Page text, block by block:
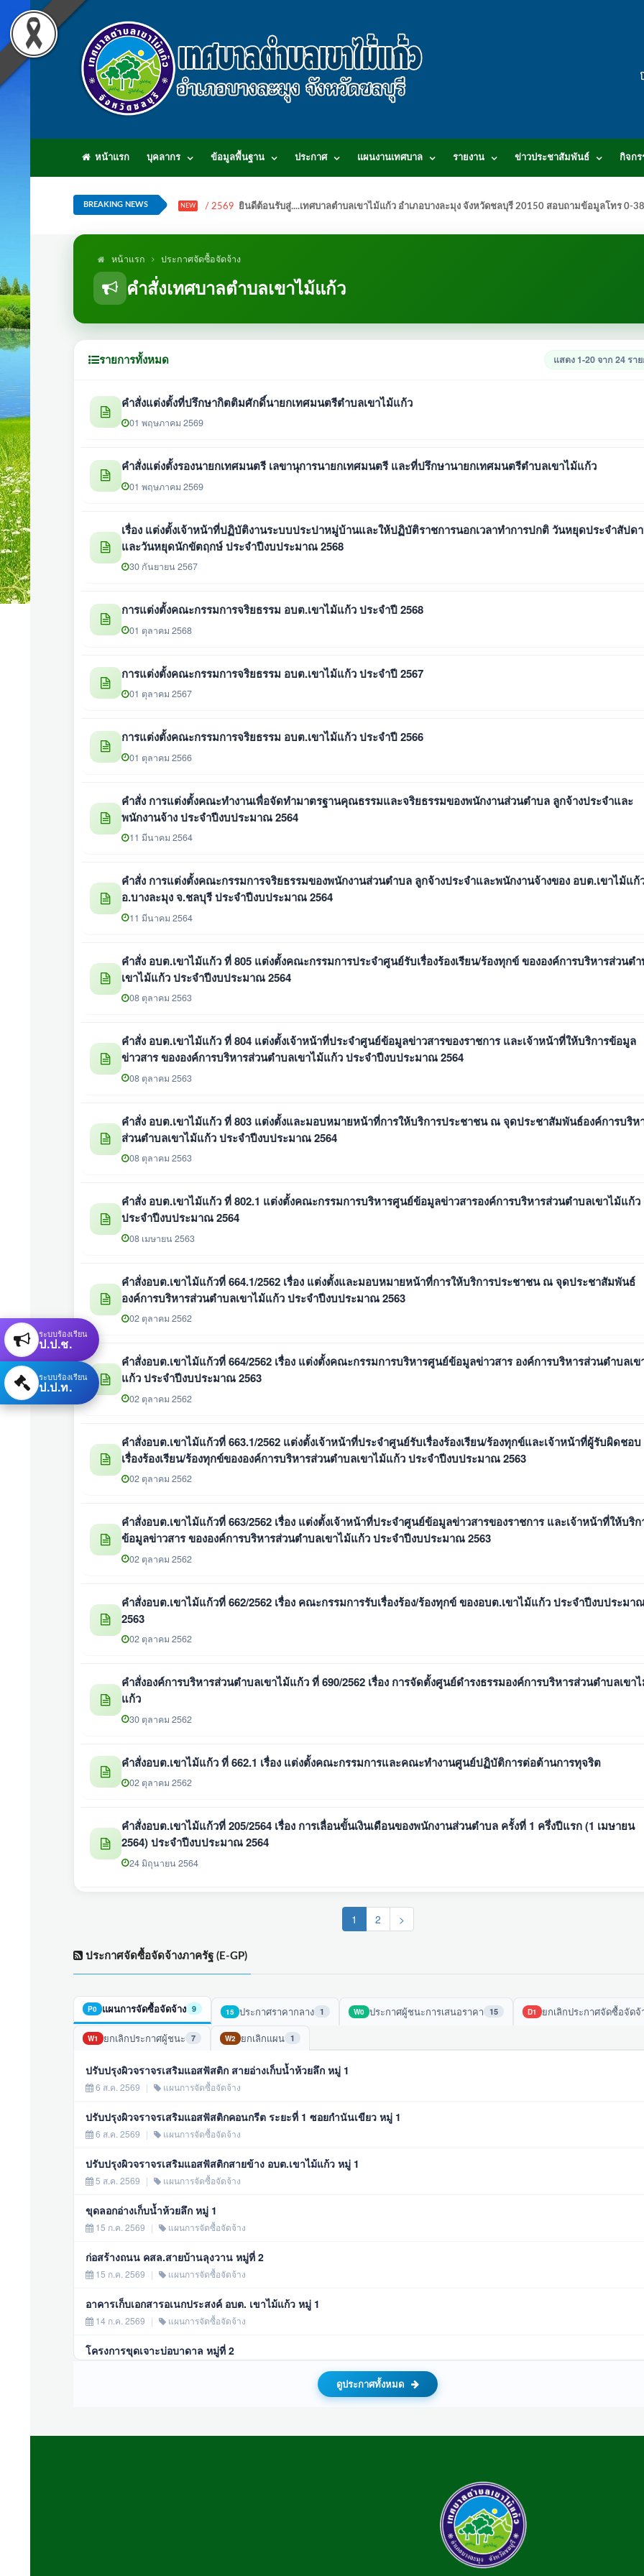
หน้าแรก บุคลากร ข้อมูลพื้นฐาน ประกาศ แผนงานเทศบาล รายงาน ข่าวประชาสัมพันธ์ กิจกร
BREAKING NEWS NEW / 2569 ยินดีต้อนรับสู่....เทศบาลตำบลเขาไม้แก้ว อำเภอบางละมุง จังหวัดชลบุรี 20150 สอบถามข้อมูลโทร 0-
หน้าแรก ประกาศจัดซื้อจัดจ้าง
คำสั่งเทศบาลตำบลเขาไม้แก้ว
รายการทั้งหมด แสดง 1-20 จาก 24 รา
คำสั่งแต่งตั้งที่ปรึกษากิตติมศักดิ์นายกเทศมนตรีตำบลเขาไม้แก้ว
01 พฤษภาคม 2569
คำสั่งแต่งตั้งรองนายกเทศมนตรี เลขานุการนายกเทศมนตรี และที่ปรึกษานายกเทศมนตรีตำบลเขาไม้แก้ว
01 พฤษภาคม 2569
เรื่อง แต่งตั้งเจ้าหน้าที่ปฏิบัติงานระบบประปาหมู่บ้านและให้ปฏิบัติราชการนอกเวลาทำการปกติ วันหยุดประจำสัปด
และวันหยุดนักขัตฤกษ์ ประจำปีงบประมาณ 2568
30 กันยายน 2567
การแต่งตั้งคณะกรรมการจริยธรรม อบต.เขาไม้แก้ว ประจำปี 2568
01 ตุลาคม 2568
การแต่งตั้งคณะกรรมการจริยธรรม อบต.เขาไม้แก้ว ประจำปี 2567
01 ตุลาคม 2567
การแต่งตั้งคณะกรรมการจริยธรรม อบต.เขาไม้แก้ว ประจำปี 2566
01 ตุลาคม 2566
คำสั่ง การแต่งตั้งคณะทำงานเพื่อจัดทำมาตรฐานคุณธรรมและจริยธรรมของพนักงานส่วนตำบล ลูกจ้างประจำและ
พนักงานจ้าง ประจำปีงบประมาณ 2564
11 มีนาคม 2564
คำสั่ง การแต่งตั้งคณะกรรมการจริยธรรมของพนักงานส่วนตำบล ลูกจ้างประจำและพนักงานจ้างของ อบต.เขาไม้แก้
อ.บางละมุง จ.ชลบุรี ประจำปีงบประมาณ 2564
11 มีนาคม 2564
คำสั่ง อบต.เขาไม้แก้ว ที่ 805 แต่งตั้งคณะกรรมการประจำศูนย์รับเรื่องร้องเรียน/ร้องทุกข์ ขององค์การบริหารส่วนต
เขาไม้แก้ว ประจำปีงบประมาณ 2564
08 ตุลาคม 2563
คำสั่ง อบต.เขาไม้แก้ว ที่ 804 แต่งตั้งเจ้าหน้าที่ประจำศูนย์ข้อมูลข่าวสารของราชการ และเจ้าหน้าที่ให้บริการข้อมูล
ข่าวสาร ขององค์การบริหารส่วนตำบลเขาไม้แก้ว ประจำปีงบประมาณ 2564
08 ตุลาคม 2563
คำสั่ง อบต.เขาไม้แก้ว ที่ 803 แต่งตั้งและมอบหมายหน้าที่การให้บริการประชาชน ณ จุดประชาสัมพันธ์องค์การบริห
ส่วนตำบลเขาไม้แก้ว ประจำปีงบประมาณ 2564
08 ตุลาคม 2563
คำสั่ง อบต.เขาไม้แก้ว ที่ 802.1 แต่งตั้งคณะกรรมการบริหารศูนย์ข้อมูลข่าวสารองค์การบริหารส่วนตำบลเขาไม้แก้ว
ประจำปีงบประมาณ 2564
08 เมษายน 2563
คำสั่งอบต.เขาไม้แก้วที่ 664.1/2562 เรื่อง แต่งตั้งและมอบหมายหน้าที่การให้บริการประชาชน ณ จุดประชาสัมพันธ์
องค์การบริหารส่วนตําบลเขาไม้แก้ว ประจำปีงบประมาณ 2563
02 ตุลาคม 2562
คำสั่งอบต.เขาไม้แก้วที่ 664/2562 เรื่อง แต่งตั้งคณะกรรมการบริหารศูนย์ข้อมูลข่าวสาร องค์การบริหารส่วนตําบลเข
แก้ว ประจำปีงบประมาณ 2563
02 ตุลาคม 2562
คำสั่งอบต.เขาไม้แก้วที่ 663.1/2562 แต่งตั้งเจ้าหน้าที่ประจําศูนย์รับเรื่องร้องเรียน/ร้องทุกข์และเจ้าหน้าที่ผู้รับผิดชอบ
เรื่องร้องเรียน/ร้องทุกข์ขององค์การบริหารส่วนตําบลเขาไม้แก้ว ประจำปีงบประมาณ 2563
02 ตุลาคม 2562
คำสั่งอบต.เขาไม้แก้วที่ 663/2562 เรื่อง แต่งตั้งเจ้าหน้าที่ประจําศูนย์ข้อมูลข่าวสารของราชการ และเจ้าหน้าที่ให้บริก
ข้อมูลข่าวสาร ขององค์การบริหารส่วนตําบลเขาไม้แก้ว ประจำปีงบประมาณ 2563
02 ตุลาคม 2562
คำสั่งอบต.เขาไม้แก้วที่ 662/2562 เรื่อง คณะกรรมการรับเรื่องร้อง/ร้องทุกข์ ของอบต.เขาไม้แก้ว ประจำปีงบประมา
2563
02 ตุลาคม 2562
คำสั่งองค์การบริหารส่วนตําบลเขาไม้แก้ว ที่ 690/2562 เรื่อง การจัดตั้งศูนย์ดํารงธรรมองค์การบริหารส่วนตําบลเขา
แก้ว
30 ตุลาคม 2562
คำสั่งอบต.เขาไม้แก้ว ที่ 662.1 เรื่อง แต่งตั้งคณะกรรมการและคณะทำงานศูนย์ปฏิบัติการต่อต้านการทุจริต
02 ตุลาคม 2562
คำสั่งอบต.เขาไม้แก้วที่ 205/2564 เรื่อง การเลื่อนขั้นเงินเดือนของพนักงานส่วนตำบล ครั้งที่ 1 ครึ่งปีแรก (1 เมษายน
2564) ประจำปีงบประมาณ 2564
24 มิถุนายน 2564
1 (current)
2 >
ประกาศจัดซื้อจัดจ้างภาครัฐ (E-GP)
P0 แผนการจัดซื้อจัดจ้าง 9 15 ประกาศราคากลาง 1 W0 ประกาศผู้ชนะการเสนอราคา 15 D1 ยกเลิกประกาศจัดซื้อจัดจ้
W1 ยกเลิกประกาศผู้ชนะ 7 W2 ยกเลิกแผน 1
ปรับปรุงผิวจราจรเสริมแอสฟัสติก สายอ่างเก็บน้ำห้วยลึก หมู่ 1
6 ส.ค. 2569 | แผนการจัดซื้อจัดจ้าง
ปรับปรุงผิวจราจรเสริมแอสฟัสติกคอนกรีต ระยะที่ 1 ซอยกำนันเขียว หมู่ 1
6 ส.ค. 2569 | แผนการจัดซื้อจัดจ้าง
ปรับปรุงผิวจราจรเสริมแอสฟัสติกสายข้าง อบต.เขาไม้แก้ว หมู่ 1
5 ส.ค. 2569 | แผนการจัดซื้อจัดจ้าง
ขุดลอกอ่างเก็บน้ำห้วยลึก หมู่ 1
15 ก.ค. 2569 | แผนการจัดซื้อจัดจ้าง
ก่อสร้างถนน คสล.สายบ้านลุงวาน หมู่ที่ 2
15 ก.ค. 2569 | แผนการจัดซื้อจัดจ้าง
อาคารเก็บเอกสารอเนกประสงค์ อบต. เขาไม้แก้ว หมู่ 1
14 ก.ค. 2569 | แผนการจัดซื้อจัดจ้าง
โครงการขุดเจาะบ่อบาดาล หมู่ที่ 2
จัดซื้ออาหารเสริม (นม) โรงเรียน ภาคเรียนที่ 1/2569 ประจำปีงบประมาณ 2569
ดูประกาศทั้งหมด
ระบบร้องเรียน
ป.ป.ช.
ระบบร้องเรียน
ป.ป.ท.